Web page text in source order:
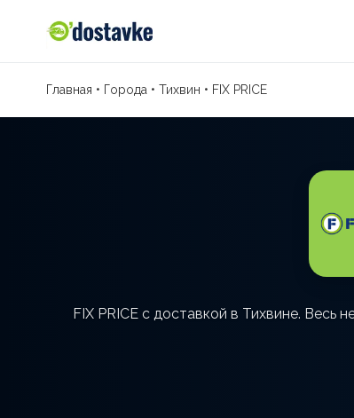
Главная • Города • Тихвин • FIX PRICE
FIX PRICE с доставкой в Тихвине.